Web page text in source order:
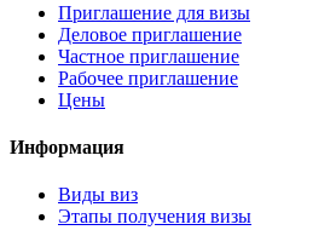
Приглашение для визы
Деловое приглашение
Частное приглашение
Рабочее приглашение
Цены
Информация
Виды виз
Этапы получения визы